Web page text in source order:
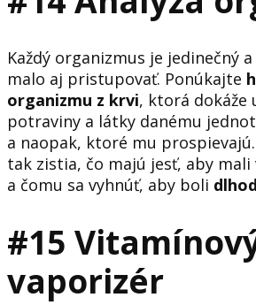
Každý organizmus je jedinečný
malo aj pristupovať. Ponúkajte
organizmu z krvi, ktorá dokáže
potraviny a látky danému
a naopak, ktoré mu
tak zistia, čo majú jesť, aby mali
a čomu sa vyhnúť, aby boli
#15
vaporizér